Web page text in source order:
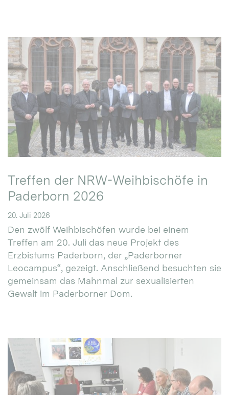
Treffen der NRW-Weihbischöfe in
Paderborn 2026
20. Juli 2026
Den zwölf Weihbischöfen wurde bei einem
Treffen am 20. Juli das neue Projekt des
Erzbistums Paderborn, der „Paderborner
Leocampus“, gezeigt. Anschließend besuchten sie
gemeinsam das Mahnmal zur sexualisierten
Gewalt im Paderborner Dom.